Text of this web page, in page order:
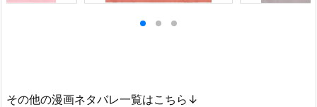
その他の漫画ネタバレ一覧はこちら↓